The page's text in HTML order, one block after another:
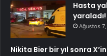
Hasta
yaraladı!
Ağustos
Nikita Bier bir yıl sonra